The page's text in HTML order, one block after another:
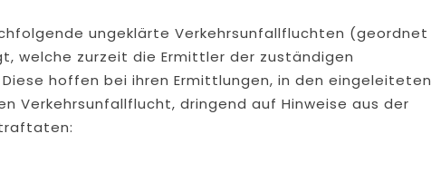
ungeklärte Verkehrsunfallfluchten (geordnet
welche zurzeit die Ermittler der zuständigen
hoffen bei ihren Ermittlungen, in den eingeleiteten
Verkehrsunfallflucht, dringend auf Hinweise aus der